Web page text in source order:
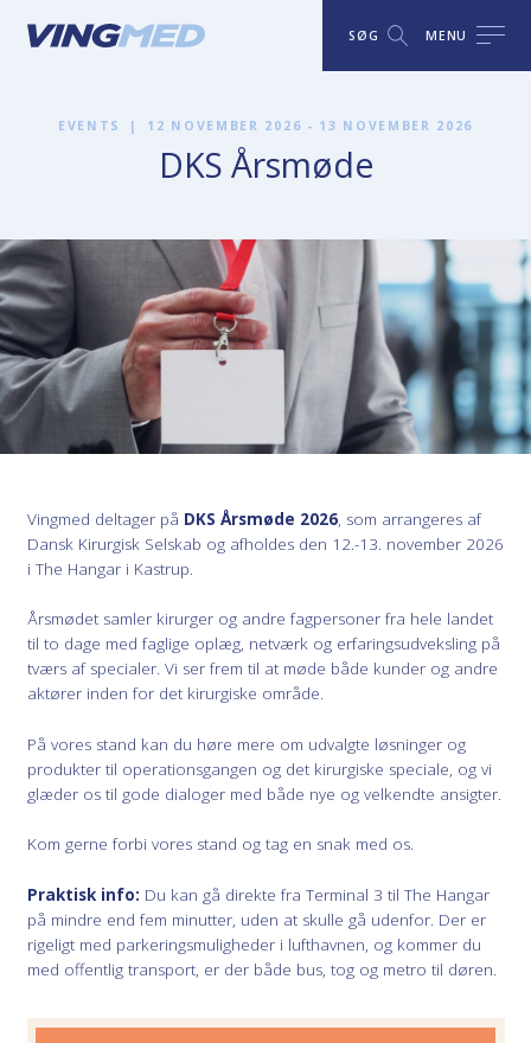
SØG MENU
EVENTS | 12 NOVEMBER 2026 - 13 NOVEMBER 2026
DKS Årsmøde
Vingmed deltager på DKS Årsmøde 2026, som arrangeres af
Dansk Kirurgisk Selskab og afholdes den 12.-13. november 2026
i The Hangar i Kastrup.
Årsmødet samler kirurger og andre fagpersoner fra hele landet
til to dage med faglige oplæg, netværk og erfaringsudveksling på
tværs af specialer. Vi ser frem til at møde både kunder og andre
aktører inden for det kirurgiske område.
På vores stand kan du høre mere om udvalgte løsninger og
produkter til operationsgangen og det kirurgiske speciale, og vi
glæder os til gode dialoger med både nye og velkendte ansigter.
Kom gerne forbi vores stand og tag en snak med os.
Praktisk info: Du kan gå direkte fra Terminal 3 til The Hangar
på mindre end fem minutter, uden at skulle gå udenfor. Der er
rigeligt med parkeringsmuligheder i lufthavnen, og kommer du
med offentlig transport, er der både bus, tog og metro til døren.